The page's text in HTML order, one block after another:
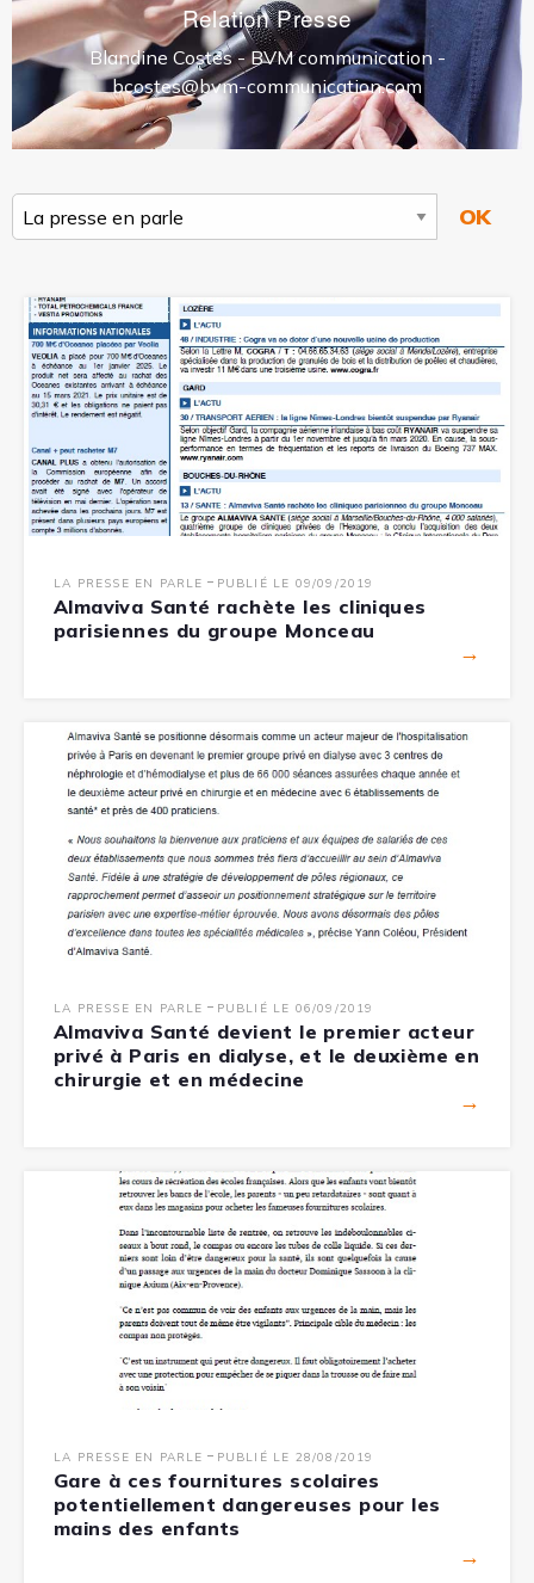
Relation Presse
Blandine Costes - BVM communication -
bcostes@bvm-communication.com
LA PRESSE EN PARLE - PUBLIÉ LE 09/09/2019
Almaviva Santé rachète les cliniques
parisiennes du groupe Monceau
→
LA PRESSE EN PARLE - PUBLIÉ LE 06/09/2019
Almaviva Santé devient le premier acteur
privé à Paris en dialyse, et le deuxième en
chirurgie et en médecine
→
LA PRESSE EN PARLE - PUBLIÉ LE 28/08/2019
Gare à ces fournitures scolaires
potentiellement dangereuses pour les
mains des enfants
→